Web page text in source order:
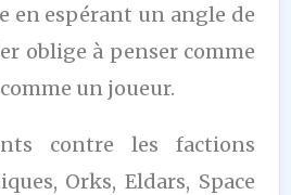
en espérant un angle de
oblige à penser comme
un joueur.
contre les factions
Orks, Eldars, Space